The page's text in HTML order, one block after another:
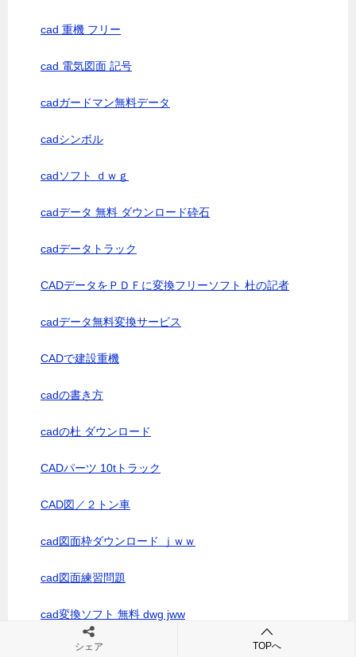
cad 重機 フリー
cad 電気図面 記号
cadガードマン無料データ
cadシンボル
cadソフト ｄｗｇ
cadデータ 無料 ダウンロード砕石
cadデータトラック
CADデータをＰＤＦに変換フリーソフト 杜の記者
cadデータ無料変換サービス
CADで建設重機
cadの書き方
cadの杜 ダウンロード
CADパーツ 10tトラック
CAD図／２トン車
cad図面枠ダウンロード ｊｗｗ
cad図面練習問題
cad変換ソフト 無料 dwg jww
cad家具データ 無料
シェア TOPへ